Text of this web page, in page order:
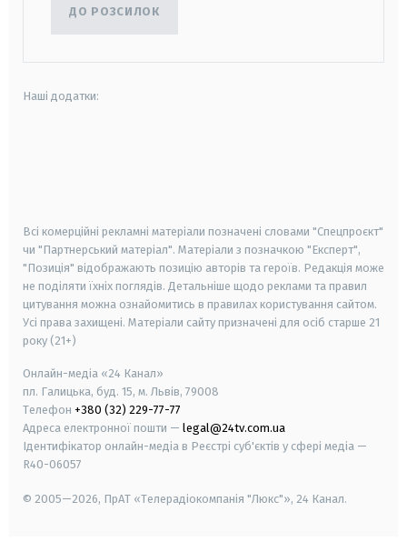
ДО РОЗСИЛОК
Наші додатки:
Всі комерційні рекламні матеріали позначені словами "Спецпроєкт"
чи "Партнерський матеріал". Матеріали з позначкою "Експерт",
"Позиція" відображають позицію авторів та героїв. Редакція може
не поділяти їхніх поглядів. Детальніше щодо реклами та правил
цитування можна ознайомитись в правилах користування сайтом.
Усі права захищені. Матеріали сайту призначені для осіб старше 21
року (21+)
Онлайн-медіа «24 Канал»
пл. Галицька, буд. 15, м. Львів, 79008
Телефон +380 (32) 229-77-77
Адреса електронної пошти — legal@24tv.com.ua
Ідентифікатор онлайн-медіа в Реєстрі суб'єктів у сфері медіа —
R40-06057
© 2005—2026, ПрАТ «Телерадіокомпанія "Люкс"», 24 Канал.